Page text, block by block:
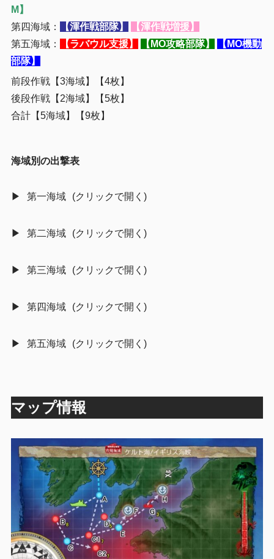
M】
第四海域：
【渾作戦部隊】
【渾作戦増援】
第五海域：
【ラバウル支援】 【MO攻略部隊】
【MO機動
部隊】
前段作戦【3海域】【4枚】
後段作戦【2海域】【5枚】
合計【5海域】【9枚】
海域別の出撃表
第一海域
第二海域
第三海域
第四海域
第五海域
マップ情報